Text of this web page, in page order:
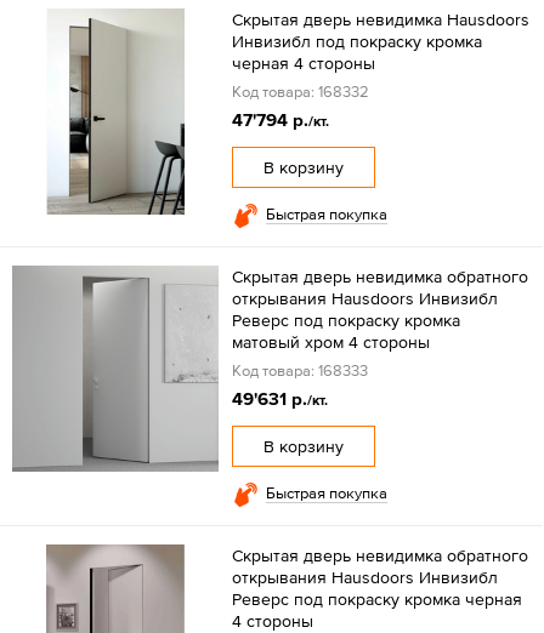
Скрытая дверь невидимка Hausdoors
Инвизибл под покраску кромка
черная 4 стороны
Код товара: 168332
47'794 р./кт.
В корзину
Быстрая покупка
Скрытая дверь невидимка обратного
открывания Hausdoors Инвизибл
Реверс под покраску кромка
матовый хром 4 стороны
Код товара: 168333
49'631 р./кт.
В корзину
Быстрая покупка
Скрытая дверь невидимка обратного
открывания Hausdoors Инвизибл
Реверс под покраску кромка черная
4 стороны